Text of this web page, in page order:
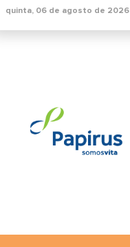
quinta, 06 de agosto de 2026